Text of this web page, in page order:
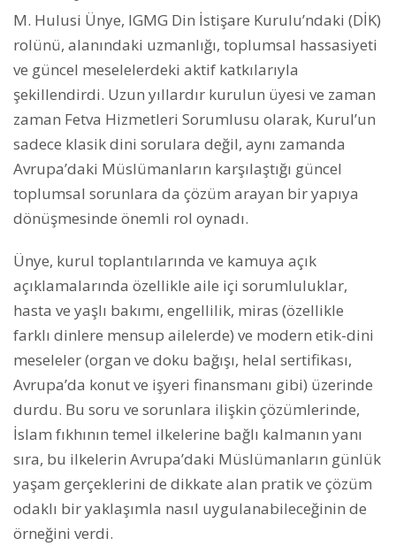
M. Hulusi Ünye, IGMG Din İstişare Kurulu’ndaki (DİK)
rolünü, alanındaki uzmanlığı, toplumsal hassasiyeti
ve güncel meselelerdeki aktif katkılarıyla
şekillendirdi. Uzun yıllardır kurulun üyesi ve zaman
zaman Fetva Hizmetleri Sorumlusu olarak, Kurul’un
sadece klasik dini sorulara değil, aynı zamanda
Avrupa’daki Müslümanların karşılaştığı güncel
toplumsal sorunlara da çözüm arayan bir yapıya
dönüşmesinde önemli rol oynadı.
Ünye, kurul toplantılarında ve kamuya açık
açıklamalarında özellikle aile içi sorumluluklar,
hasta ve yaşlı bakımı, engellilik, miras (özellikle
farklı dinlere mensup ailelerde) ve modern etik-dini
meseleler (organ ve doku bağışı, helal sertifikası,
Avrupa’da konut ve işyeri finansmanı gibi) üzerinde
durdu. Bu soru ve sorunlara ilişkin çözümlerinde,
İslam fıkhının temel ilkelerine bağlı kalmanın yanı
sıra, bu ilkelerin Avrupa’daki Müslümanların günlük
yaşam gerçeklerini de dikkate alan pratik ve çözüm
odaklı bir yaklaşımla nasıl uygulanabileceğinin de
örneğini verdi.